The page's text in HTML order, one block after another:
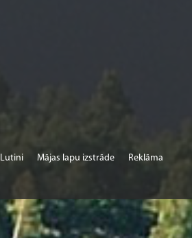
Lutini Mājas lapu izstrāde Reklāma